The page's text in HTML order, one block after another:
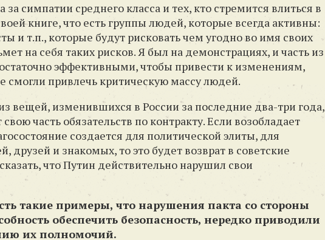
симпатии среднего класса и тех, кто стремится влиться в
книге, что есть группы людей, которые всегда активны:
и т.п., которые будут рисковать чем угодно во имя своих
на себя таких рисков. Я был на демонстрациях, и часть из
эффективными, чтобы привести к изменениям,
привлечь критическую массу людей.
вещей, изменившихся в России за последние два-три года,
часть обязательств по контракту. Если возобладает
создается для политической элиты, для
друзей и знакомых, то это будет возврат в советские
что Путин действительно нарушил свои
такие примеры, что нарушения пакта со стороны
обеспечить безопасность, нередко приводили
их полномочий.